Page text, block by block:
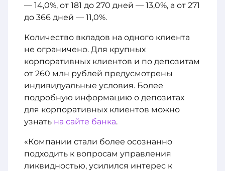
— 14,0%, от 181 до 270 дней — 13,0%, а от 271
до 366 дней — 11,0%.
Количество вкладов на одного клиента
не ограничено. Для крупных
корпоративных клиентов и по депозитам
от 260 млн рублей предусмотрены
индивидуальные условия. Более
подробную информацию о депозитах
для корпоративных клиентов можно
узнать на сайте банка.
«Компании стали более осознанно
подходить к вопросам управления
ликвидностью, усилился интерес к